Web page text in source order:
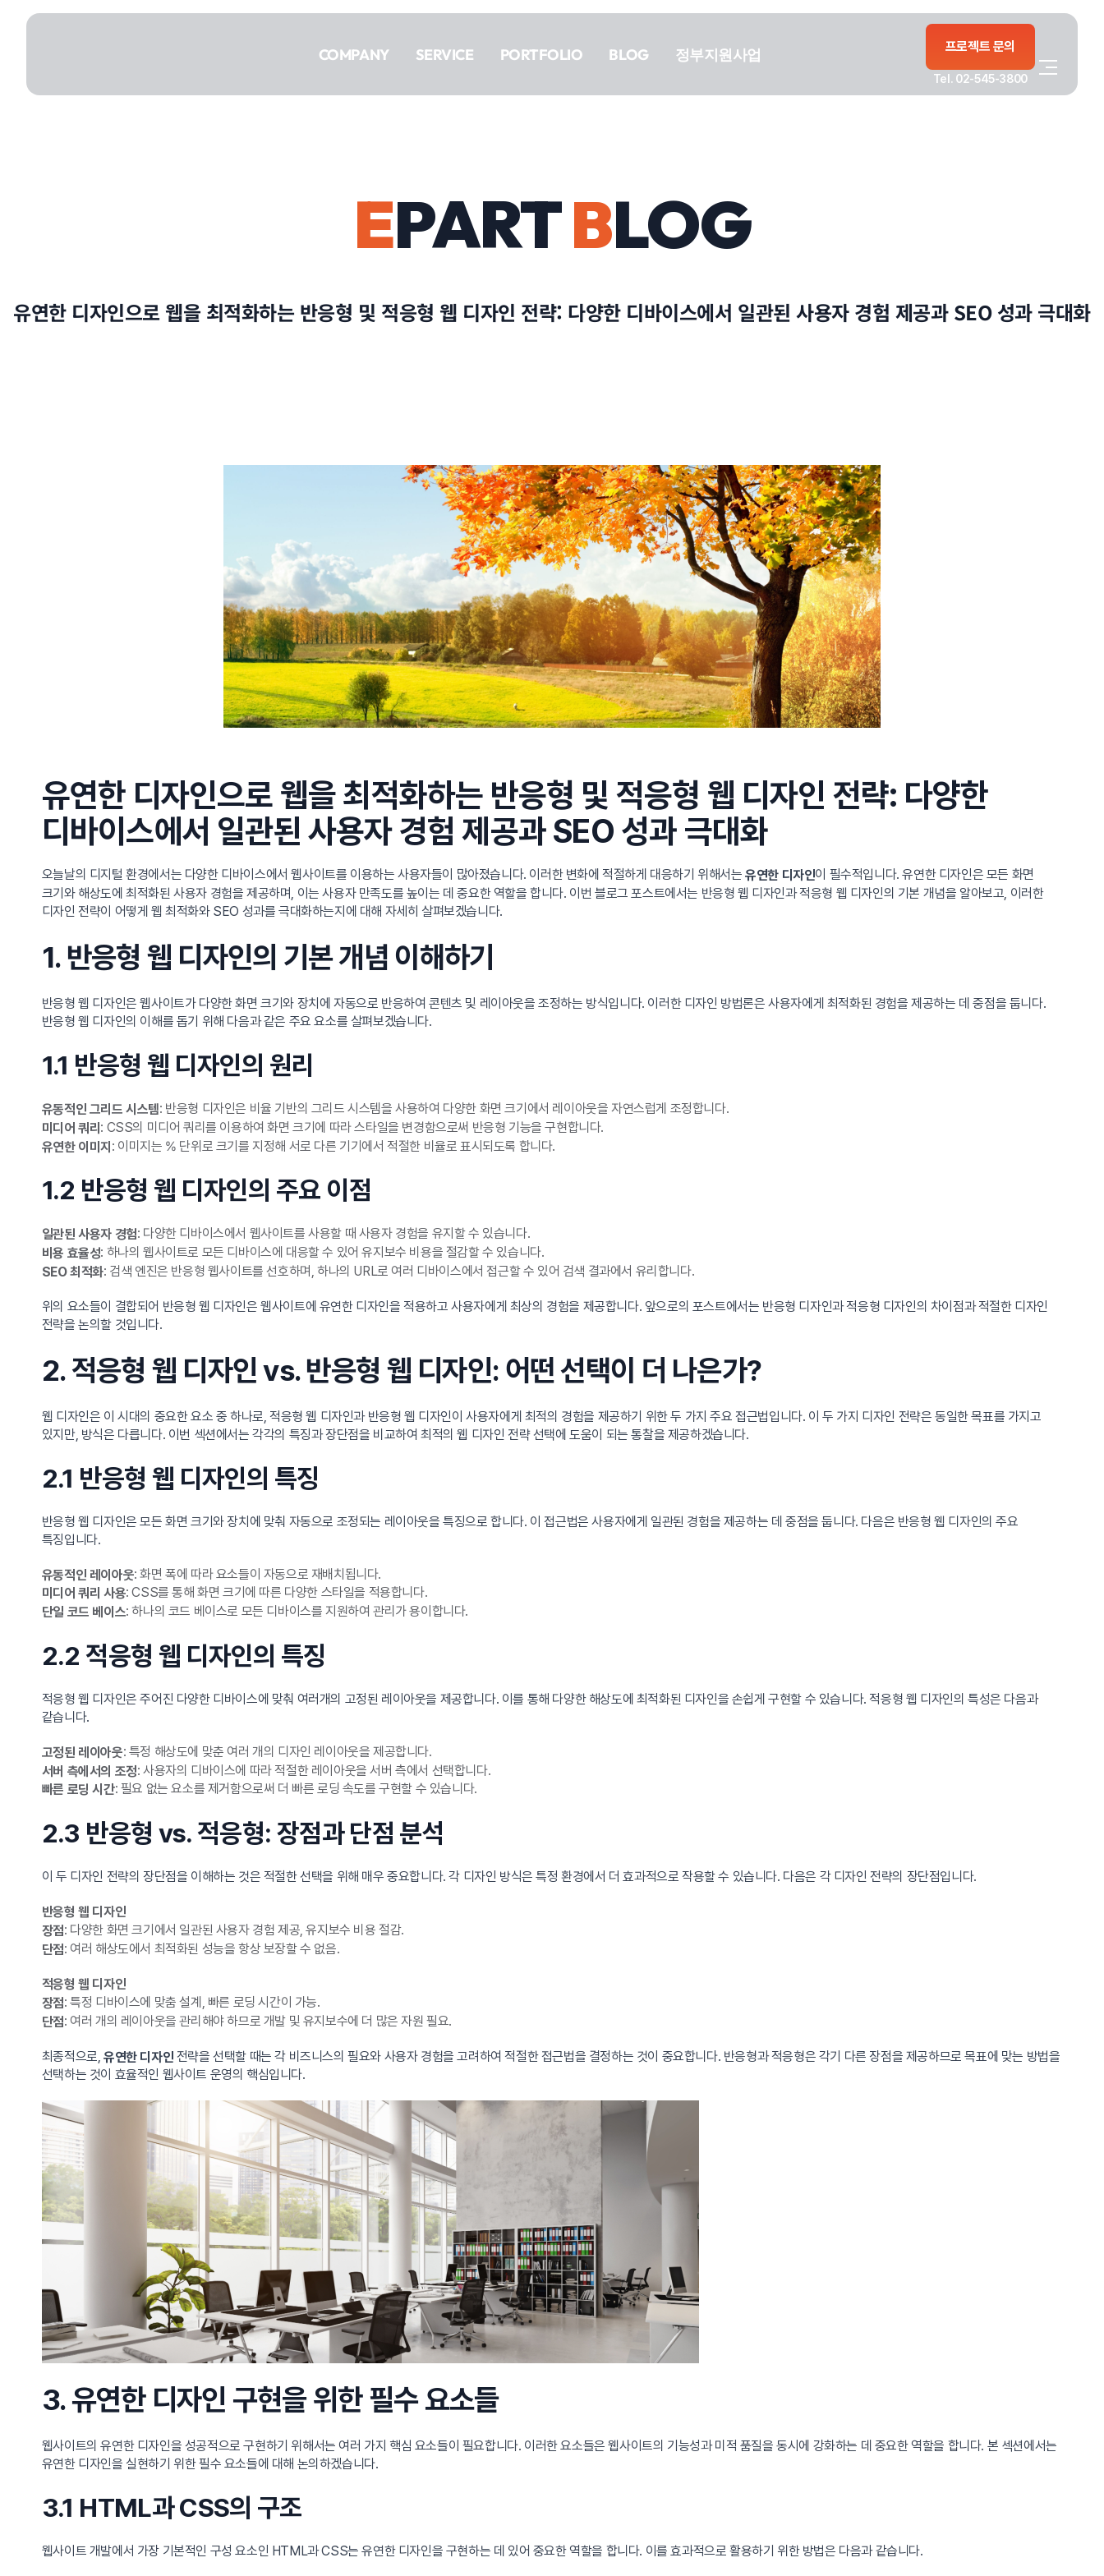
건너뛰기
COMPANY SERVICE PORTFOLIO BLOG 정부지원사업 프로젝트 문의
Tel. 02-545-3800
PORTFOLIO
정부지원사업
EPARTBLOG
유연한 디자인으로 웹을 최적화하는 반응형 및 적응형 웹 디자인 전략: 다양한 디바이스에서 일관된 사용자 경험 제공과 SEO 성과 극대화
유연한 디자인으로 웹을 최적화하는 반응형 및 적응형 웹 디자인 전략: 다양한
디바이스에서 일관된 사용자 경험 제공과 SEO 성과 극대화
오늘날의 디지털 환경에서는 다양한 디바이스에서 웹사이트를 이용하는 사용자들이 많아졌습니다. 이러한 변화에 적절하게 대응하기 위해서는유연한 디자인이 필수적입니다. 유연한 디자인은 모든 화면
크기와 해상도에 최적화된 사용자 경험을 제공하며, 이는 사용자 만족도를 높이는 데 중요한 역할을 합니다. 이번 블로그 포스트에서는 반응형 웹 디자인과 적응형 웹 디자인의 기본 개념을 알아보고, 이러한
디자인 전략이 어떻게 웹 최적화와 SEO 성과를 극대화하는지에 대해 자세히 살펴보겠습니다.
1. 반응형 웹 디자인의 기본 개념 이해하기
반응형 웹 디자인은 웹사이트가 다양한 화면 크기와 장치에 자동으로 반응하여 콘텐츠 및 레이아웃을 조정하는 방식입니다. 이러한 디자인 방법론은 사용자에게 최적화된 경험을 제공하는 데 중점을 둡니다.
반응형 웹 디자인의 이해를 돕기 위해 다음과 같은 주요 요소를 살펴보겠습니다.
1.1 반응형 웹 디자인의 원리
유동적인 그리드 시스템: 반응형 디자인은 비율 기반의 그리드 시스템을 사용하여 다양한 화면 크기에서 레이아웃을 자연스럽게 조정합니다.
미디어 쿼리 : CSS의 미디어 쿼리를 이용하여 화면 크기에 따라 스타일을 변경함으로써 반응형 기능을 구현합니다.
유연한 이미지 : 이미지는 % 단위로 크기를 지정해 서로 다른 기기에서 적절한 비율로 표시되도록 합니다.
1.2 반응형 웹 디자인의 주요 이점
일관된 사용자 경험: 다양한 디바이스에서 웹사이트를 사용할 때 사용자 경험을 유지할 수 있습니다.
비용 효율성: 하나의 웹사이트로 모든 디바이스에 대응할 수 있어 유지보수 비용을 절감할 수 있습니다.
SEO 최적화: 검색 엔진은 반응형 웹사이트를 선호하며, 하나의 URL로 여러 디바이스에서 접근할 수 있어 검색 결과에서 유리합니다.
위의 요소들이 결합되어 반응형 웹 디자인은 웹사이트에 유연한 디자인을 적용하고 사용자에게 최상의 경험을 제공합니다. 앞으로의 포스트에서는 반응형 디자인과 적응형 디자인의 차이점과 적절한 디자인
전략을 논의할 것입니다.
2. 적응형 웹 디자인 vs. 반응형 웹 디자인: 어떤 선택이 더 나은가?
웹 디자인은 이 시대의 중요한 요소 중 하나로, 적응형 웹 디자인과 반응형 웹 디자인이 사용자에게 최적의 경험을 제공하기 위한 두 가지 주요 접근법입니다. 이 두 가지 디자인 전략은 동일한 목표를 가지고
있지만, 방식은 다릅니다. 이번 섹션에서는 각각의 특징과 장단점을 비교하여 최적의 웹 디자인 전략 선택에 도움이 되는 통찰을 제공하겠습니다.
2.1 반응형 웹 디자인의 특징
반응형 웹 디자인은 모든 화면 크기와 장치에 맞춰 자동으로 조정되는 레이아웃을 특징으로 합니다. 이 접근법은 사용자에게 일관된 경험을 제공하는 데 중점을 둡니다. 다음은 반응형 웹 디자인의 주요
특징입니다.
유동적인 레이아웃: 화면 폭에 따라 요소들이 자동으로 재배치됩니다.
미디어 쿼리 사용: CSS를 통해 화면 크기에 따른 다양한 스타일을 적용합니다.
단일 코드 베이스: 하나의 코드 베이스로 모든 디바이스를 지원하여 관리가 용이합니다.
2.2 적응형 웹 디자인의 특징
적응형 웹 디자인은 주어진 다양한 디바이스에 맞춰 여러개의 고정된 레이아웃을 제공합니다. 이를 통해 다양한 해상도에 최적화된 디자인을 손쉽게 구현할 수 있습니다. 적응형 웹 디자인의 특성은 다음과
같습니다.
고정된 레이아웃: 특정 해상도에 맞춘 여러 개의 디자인 레이아웃을 제공합니다.
서버 측에서의 조정: 사용자의 디바이스에 따라 적절한 레이아웃을 서버 측에서 선택합니다.
빠른 로딩 시간: 필요 없는 요소를 제거함으로써 더 빠른 로딩 속도를 구현할 수 있습니다.
2.3 반응형 vs. 적응형: 장점과 단점 분석
이 두 디자인 전략의 장단점을 이해하는 것은 적절한 선택을 위해 매우 중요합니다. 각 디자인 방식은 특정 환경에서 더 효과적으로 작용할 수 있습니다. 다음은 각 디자인 전략의 장단점입니다.
반응형 웹 디자인
장점: 다양한 화면 크기에서 일관된 사용자 경험 제공, 유지보수 비용 절감.
단점: 여러 해상도에서 최적화된 성능을 항상 보장할 수 없음.
적응형 웹 디자인
장점: 특정 디바이스에 맞춤 설계, 빠른 로딩 시간이 가능.
단점: 여러 개의 레이아웃을 관리해야 하므로 개발 및 유지보수에 더 많은 자원 필요.
최종적으로, 유연한 디자인 전략을 선택할 때는 각 비즈니스의 필요와 사용자 경험을 고려하여 적절한 접근법을 결정하는 것이 중요합니다. 반응형과 적응형은 각기 다른 장점을 제공하므로 목표에 맞는 방법을
선택하는 것이 효율적인 웹사이트 운영의 핵심입니다.
3. 유연한 디자인 구현을 위한 필수 요소들
웹사이트의 유연한 디자인을 성공적으로 구현하기 위해서는 여러 가지 핵심 요소들이 필요합니다. 이러한 요소들은 웹사이트의 기능성과 미적 품질을 동시에 강화하는 데 중요한 역할을 합니다. 본 섹션에서는
유연한 디자인을 실현하기 위한 필수 요소들에 대해 논의하겠습니다.
3.1 HTML과 CSS의 구조
웹사이트 개발에서 가장 기본적인 구성 요소인 HTML과 CSS는 유연한 디자인을 구현하는 데 있어 중요한 역할을 합니다. 이를 효과적으로 활용하기 위한 방법은 다음과 같습니다.